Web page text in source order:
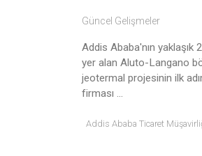
Güncel Gelişmeler
Addis Ababa'nın
yer alan Aluto-Langano
jeotermal projesinin ilk
firması ...
Addis Ababa Ticaret